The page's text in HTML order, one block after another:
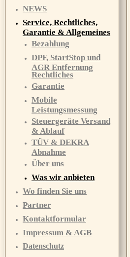
NEWS
Service, Rechtliches,
Garantie & Allgemeines
Bezahlung
DPF, StartStop und
AGR Entfernung
Rechtliches
Garantie
Mobile
Leistungsmessung
Steuergeräte Versand
& Ablauf
TÜV & DEKRA
Abnahme
Über uns
Was wir anbieten
Wo finden Sie uns
Partner
Kontaktformular
Impressum & AGB
Datenschutz